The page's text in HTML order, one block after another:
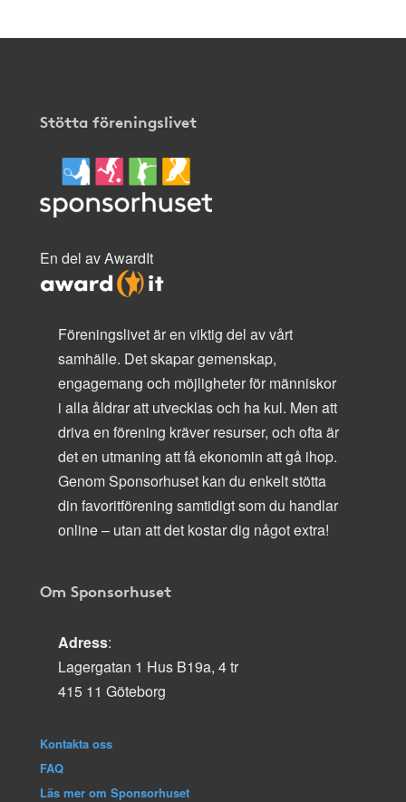
Stötta föreningslivet
En del av AwardIt
Föreningslivet är en viktig del av vårt
samhälle. Det skapar gemenskap,
engagemang och möjligheter för människor
i alla åldrar att utvecklas och ha kul. Men att
driva en förening kräver resurser, och ofta är
det en utmaning att få ekonomin att gå ihop.
Genom Sponsorhuset kan du enkelt stötta
din favoritförening samtidigt som du handlar
online – utan att det kostar dig något extra!
Om Sponsorhuset
Adress:
Lagergatan 1 Hus B19a, 4 tr
415 11 Göteborg
Kontakta oss
FAQ
Läs mer om Sponsorhuset